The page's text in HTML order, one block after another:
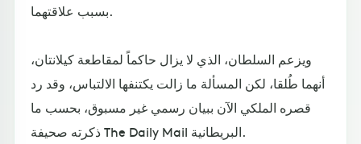
بسبب علاقتهما.
ويزعم السلطان، الذي لا يزال حاكماً لمقاطعة كيلانتان،
أنهما طُلقا، لكن المسألة ما زالت يكتنفها الالتباس، وقد رد
قصره الملكي الآن ببيان رسمي غير مسبوق، بحسب ما
ذكرته صحيفة The Daily Mail البريطانية.